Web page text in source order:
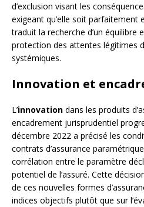
d’exclusion visant les
exigeant qu’elle soit parfaitement
traduit la recherche d’un
protection des attentes légitimes
systémiques.
Innovation et
L’innovation dans les produits
encadrement jurisprudentiel
décembre 2022 a précisé les
contrats d’assurance
corrélation entre le paramètre
potentiel de l’assuré. Cette
de ces nouvelles formes
indices objectifs plutôt que sur